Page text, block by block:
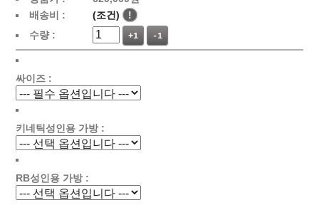
배송비 :
(조건)
!
수량 :
+1 -1
싸이즈 :
키네틱성인용 가방 :
RB성인용 가방 :